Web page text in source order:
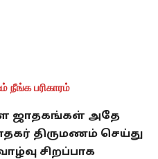
நீங்க பரிகாரம்
ஜாதகங்கள் அதே
திருமணம் செய்து
சிறப்பாக